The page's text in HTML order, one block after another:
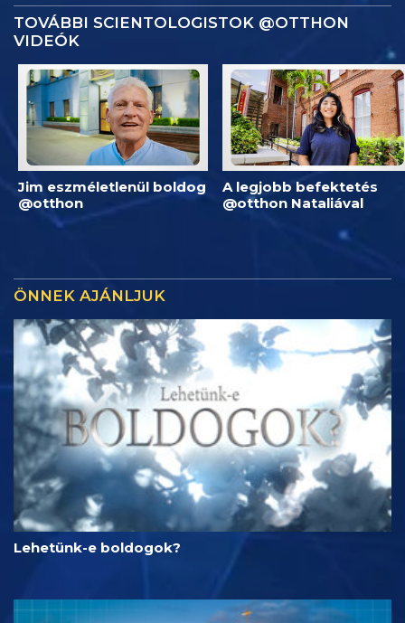
TOVÁBBI SCIENTOLOGISTOK @OTTHON
VIDEÓK
Jim eszméletlenül boldog
@otthon
A legjobb befektetés
@otthon Nataliával
ÖNNEK AJÁNLJUK
Lehetünk-e boldogok?